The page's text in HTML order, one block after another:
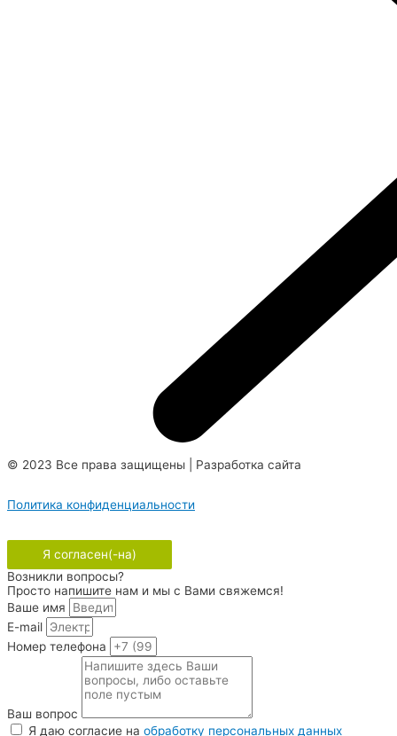
© 2023 Все права защищены | Разработка сайта
Политика конфиденциальности
Я согласен(-на)
Возникли вопросы?
Просто напишите нам и мы с Вами свяжемся!
Ваше имя
E-mail
Номер телефона
Ваш вопрос
Я даю согласие на обработку персональных данных